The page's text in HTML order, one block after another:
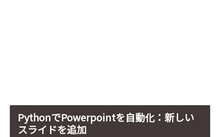
PythonでPowerpointを自動化：新しい
スライドを追加